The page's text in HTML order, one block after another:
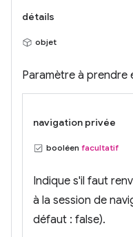
détails
objet
Paramètre à prendre
navigation privée
booléen facultatif
Indique s'il faut
à la session de
défaut : false).